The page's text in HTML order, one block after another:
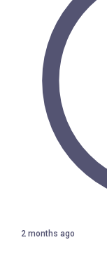
2 months ago